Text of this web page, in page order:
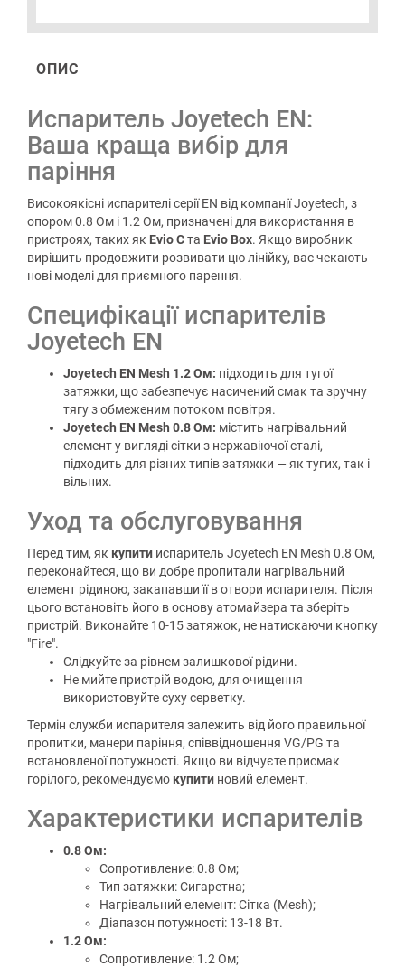
ОПИС
Испаритель Joyetech EN:
Ваша краща вибір для
паріння
Високоякісні испарителі серії EN від компанії Joyetech, з
опором 0.8 Ом і 1.2 Ом, призначені для використання в
пристроях, таких як Evio Cта Evio Box. Якщо виробник
вирішить продовжити розвивати цю лінійку, вас чекають
нові моделі для приємного парення.
Специфікації испарителів
Joyetech EN
Joyetech EN Mesh 1.2 Ом: підходить для тугої
затяжки, що забезпечує насичений смак та зручну
тягу з обмеженим потоком повітря.
Joyetech EN Mesh 0.8 Ом: містить нагрівальний
елемент у вигляді сітки з нержавіючої сталі,
підходить для різних типів затяжки — як тугих, так і
вільних.
Уход та обслуговування
Перед тим, як купити испаритель Joyetech EN Mesh 0.8 Ом,
переконайтеся, що ви добре пропитали нагрівальний
елемент рідиною, закапавши її в отвори испарителя. Після
цього встановіть його в основу атомайзера та зберіть
пристрій. Виконайте 10-15 затяжок, не натискаючи кнопку
"Fire".
Слідкуйте за рівнем залишкової рідини.
Не мийте пристрій водою, для очищення
використовуйте суху серветку.
Термін служби испарителя залежить від його правильної
пропитки, манери паріння, співвідношення VG/PG та
встановленої потужності. Якщо ви відчуєте присмак
горілого, рекомендуємо купити новий елемент.
Характеристики испарителів
0.8 Ом:
Сопротивление: 0.8 Ом;
Тип затяжки: Сигаретна;
Нагрівальний елемент: Сітка (Mesh);
Діапазон потужності: 13-18 Вт.
1.2 Ом:
Сопротивление: 1.2 Ом;